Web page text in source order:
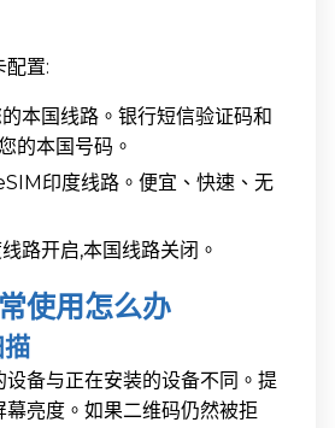
配置:
本国线路。银行短信验证码和
的本国号码。
印度线路。便宜、快速、无
路开启,本国线路关闭。
使用怎么办
备与正在安装的设备不同。提
幕亮度。如果二维码仍然被拒